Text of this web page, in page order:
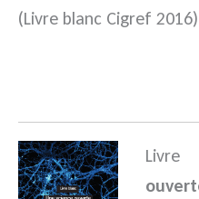
(Livre blanc Cigref 2016)
Livre